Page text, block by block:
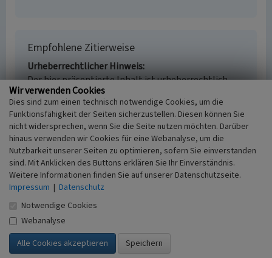
Empfohlene Zitierweise
Urheberrechtlicher Hinweis
Der hier präsentierte Inhalt ist urheberrechtlich
geschützt. Die angezeigten Medien unterliegen
möglicherweise zusätzlichen urheberrechtlichen
Bedingungen, die an diesen ausgewiesen sind.
Empfohlene Zitierweise
Jennifer Thelen: „Streuobstwiesen in Ohlerath”. In:
KuLaDig, Kultur.Landschaft.Digital. URL:
https://www.kuladig.de/Objektansicht/O-95456-
20140627-64(Abgerufen: 9. August 2026)
Wir verwenden Cookies
Dies sind zum einen technisch notwendige Cookies, um die
Funktionsfähigkeit der Seiten sicherzustellen. Diesen können Sie
nicht widersprechen, wenn Sie die Seite nutzen möchten. Darüber
hinaus verwenden wir Cookies für eine Webanalyse, um die
Nutzbarkeit unserer Seiten zu optimieren, sofern Sie einverstanden
sind. Mit Anklicken des Buttons erklären Sie Ihr Einverständnis.
Weitere Informationen finden Sie auf unserer Datenschutzseite.
Impressum | Datenschutz
Notwendige Cookies
Webanalyse